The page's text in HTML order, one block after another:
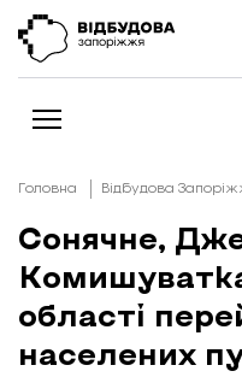
Новини
Відбудова Запоріжжя
Ексклюзив
Шлях додому
Головна Відбудова
Сонячне,
області
населених